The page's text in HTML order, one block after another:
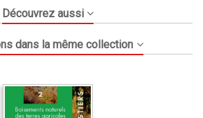
Découvrez aussi
dans la même collection